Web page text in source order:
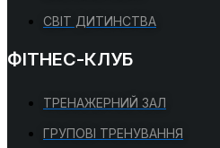
СВІТ ДИТИНСТВА
ФІТНЕС-КЛУБ
ТРЕНАЖЕРНИЙ ЗАЛ
ГРУПОВІ ТРЕНУВАННЯ